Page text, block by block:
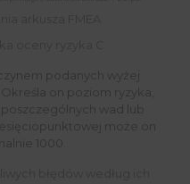
podanych wyżej
on poziom ryzyka,
wad lub
może on
1000.